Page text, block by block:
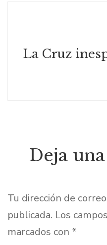
Deja
Tu dirección de
publicada. Los
marcados con *